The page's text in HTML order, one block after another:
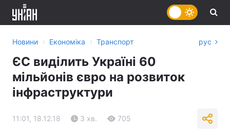
Новини › Економіка › Транспорт рус
ЄС виділить Україні 60
мільйонів євро на розвиток
інфраструктури
11:01, 18.12.18 3 хв. 705